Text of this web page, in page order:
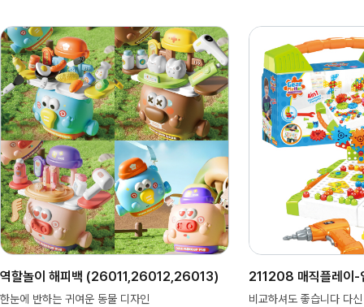
역할놀이 해피백 (26011,26012,26013)
한눈에 반하는 귀여운 동물 디자인
211208 매직플레이-
비교하셔도 좋습니다 다